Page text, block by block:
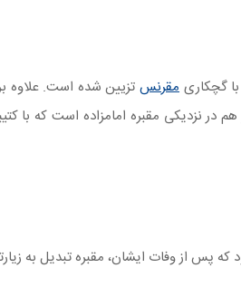
با گچکاری مقرنستزیین شده است. علاوه بر
در نزدیکی مقبره امامزاده است که با
پس از وفات ایشان، مقبره تبدیل به